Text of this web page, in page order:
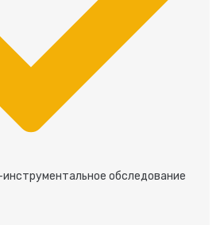
обследование